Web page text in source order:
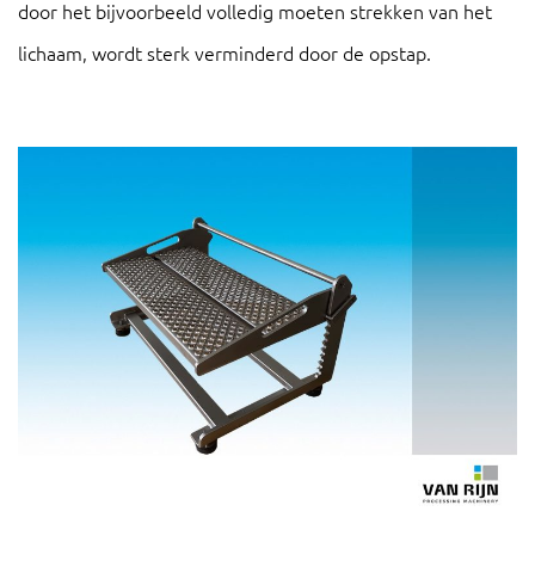
door het bijvoorbeeld volledig moeten strekken van het
lichaam, wordt sterk verminderd door de opstap.